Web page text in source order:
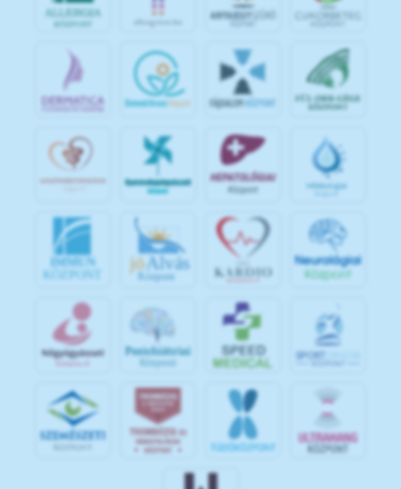
IMMUN
KÖZPONT
jó Alvás
Központ
SPOR